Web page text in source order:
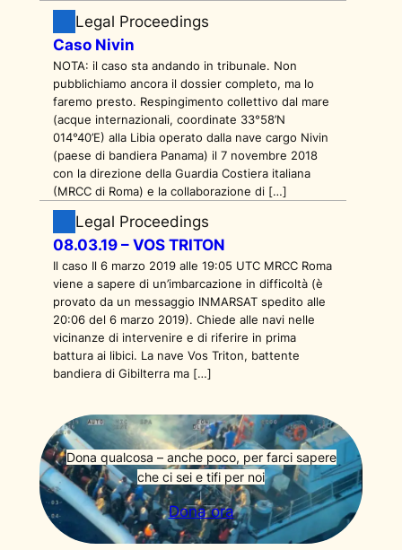
Legal Proceedings
Caso Nivin
NOTA: il caso sta andando in tribunale. Non
pubblichiamo ancora il dossier completo, ma lo
faremo presto. Respingimento collettivo dal mare
(acque internazionali, coordinate 33°58’N
014°40’E) alla Libia operato dalla nave cargo Nivin
(paese di bandiera Panama) il 7 novembre 2018
con la direzione della Guardia Costiera italiana
(MRCC di Roma) e la collaborazione di […]
Legal Proceedings
08.03.19 – VOS TRITON
Il caso Il 6 marzo 2019 alle 19:05 UTC MRCC Roma
viene a sapere di un’imbarcazione in difficoltà (è
provato da un messaggio INMARSAT spedito alle
20:06 del 6 marzo 2019). Chiede alle navi nelle
vicinanze di intervenire e di riferire in prima
battura ai libici. La nave Vos Triton, battente
bandiera di Gibilterra ma […]
Dona qualcosa – anche poco, per farci sapere
che ci sei e tifi per noi
Dona ora